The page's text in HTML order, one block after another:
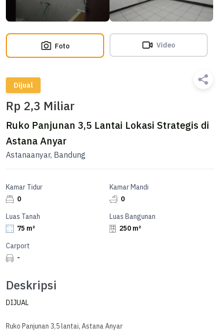
Foto Video
Dijual
Rp 2,3 Miliar
Ruko Panjunan 3,5 Lantai Lokasi Strategis di
Astana Anyar
Astanaanyar, Bandung
Kamar Tidur
0
Kamar Mandi
0
Luas Tanah
75 m²
Luas Bangunan
250 m²
Carport
-
Deskripsi
DIJUAL
Ruko Panjunan 3,5 lantai, Astana Anyar